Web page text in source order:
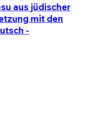
aus jüdischer
mit den
-